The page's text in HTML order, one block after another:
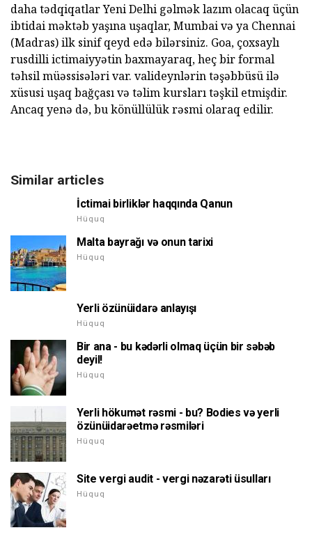
daha tədqiqatlar Yeni Delhi gəlmək lazım olacaq üçün
ibtidai məktəb yaşına uşaqlar, Mumbai və ya Chennai
(Madras) ilk sinif qeyd edə bilərsiniz. Goa, çoxsaylı
rusdilli ictimaiyyətin baxmayaraq, heç bir formal
təhsil müəssisələri var. valideynlərin təşəbbüsü ilə
xüsusi uşaq bağçası və təlim kursları təşkil etmişdir.
Ancaq yenə də, bu könüllülük rəsmi olaraq edilir.
Similar articles
İctimai birliklər haqqında Qanun
Hüquq
Malta bayrağı və onun tarixi
Hüquq
Yerli özünüidarə anlayışı
Hüquq
Bir ana - bu kədərli olmaq üçün bir səbəb
deyil!
Hüquq
Yerli hökumət rəsmi - bu? Bodies və yerli
özünüidarəetmə rəsmiləri
Hüquq
Site vergi audit - vergi nəzarəti üsulları
Hüquq